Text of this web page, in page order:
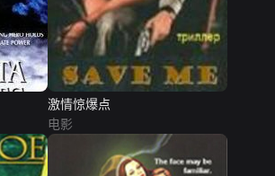
激情惊爆点
电影